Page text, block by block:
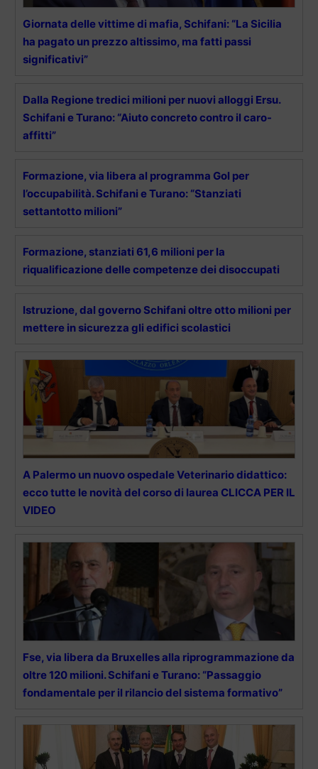
Giornata delle vittime di mafia, Schifani: “La Sicilia
ha pagato un prezzo altissimo, ma fatti passi
significativi”
Dalla Regione tredici milioni per nuovi alloggi Ersu.
Schifani e Turano: “Aiuto concreto contro il caro-
affitti”
Formazione, via libera al programma Gol per
l’occupabilità. Schifani e Turano: “Stanziati
settantotto milioni”
Formazione, stanziati 61,6 milioni per la
riqualificazione delle competenze dei disoccupati
Istruzione, dal governo Schifani oltre otto milioni per
mettere in sicurezza gli edifici scolastici
A Palermo un nuovo ospedale Veterinario didattico:
ecco tutte le novità del corso di laurea CLICCA PER IL
VIDEO
Fse, via libera da Bruxelles alla riprogrammazione da
oltre 120 milioni. Schifani e Turano: “Passaggio
fondamentale per il rilancio del sistema formativo”